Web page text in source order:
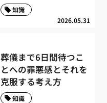
2026.05.31
知識
葬儀まで6日間待つこ
とへの罪悪感とそれを
克服する考え方
知識